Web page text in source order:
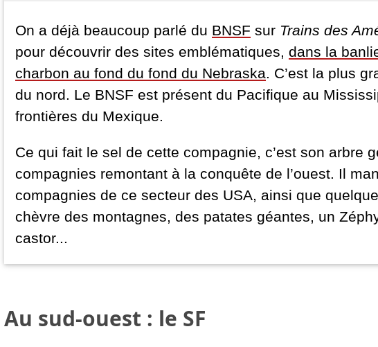
On a déjà beaucoup parlé du BNSF sur Trains des
pour découvrir des sites emblématiques, dans la
charbon au fond du fond du Nebraska. C’est la plus
du nord. Le BNSF est présent du Pacifique au
frontières du Mexique.
Ce qui fait le sel de cette compagnie, c’est son arbre
compagnies remontant à la conquête de l’ouest. Il
compagnies de ce secteur des USA, ainsi que
chèvre des montagnes, des patates géantes, un
castor...
Au sud-ouest : le SF